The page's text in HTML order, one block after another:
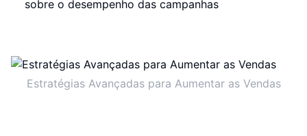
sobre o desempenho das campanhas
Estratégias Avançadas para Aumentar as Vendas